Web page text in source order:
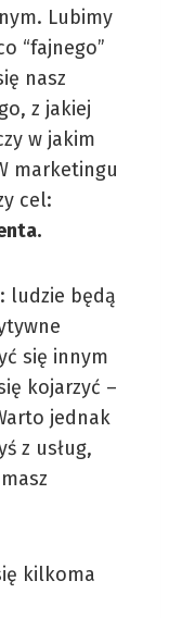
Lubimy
“fajnego”
nasz
z jakiej
w jakim
marketingu
cel:
ludzie będą
się innym
kojarzyć –
jednak
z usług,
kilkoma